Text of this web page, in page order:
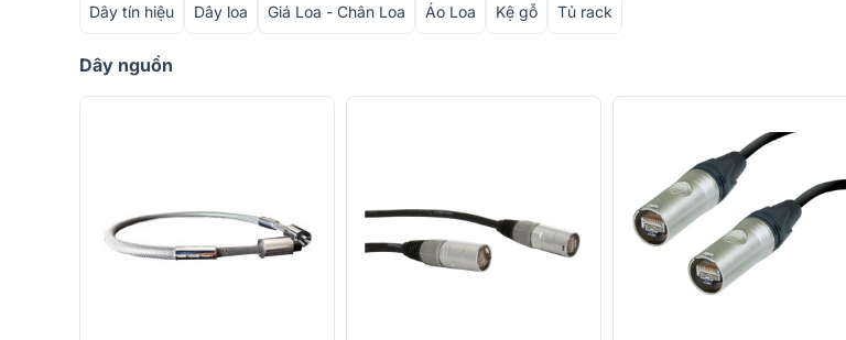
Dây tín hiệu Dây loa Giá Loa - Chân Loa Áo Loa Kệ gỗ Tủ rack
Dây nguồn